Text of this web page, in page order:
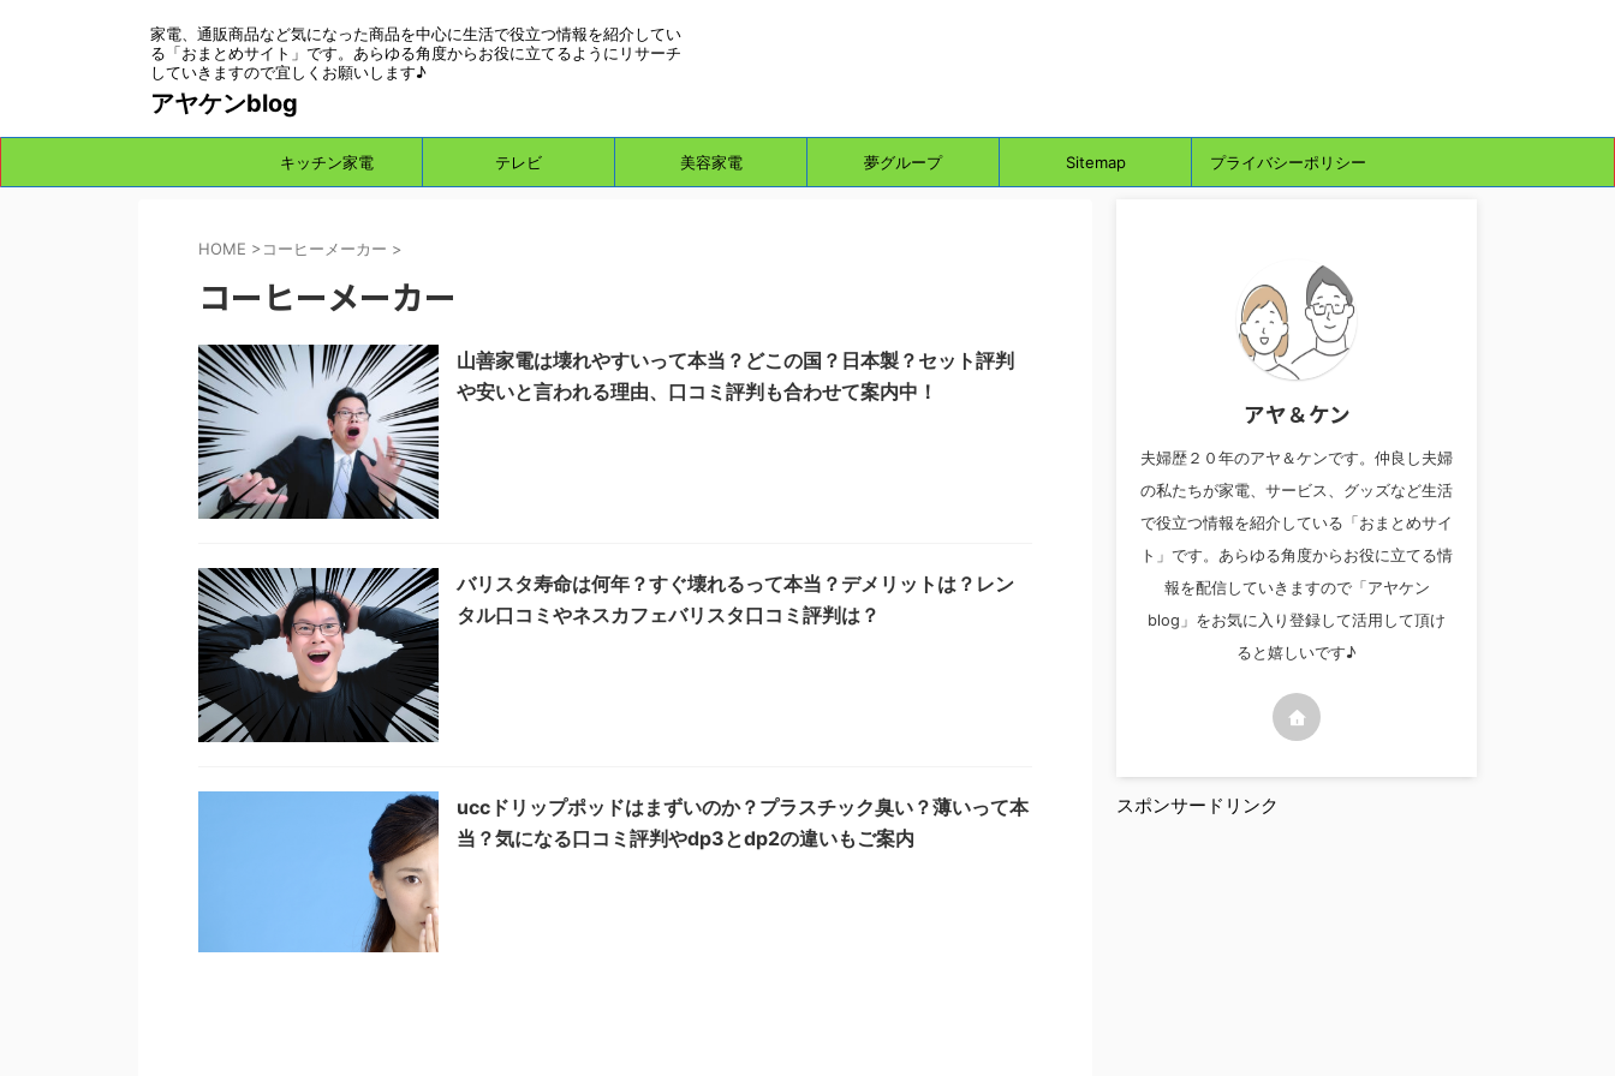
家電、通販商品など気になった商品を中心に生活で役立つ情報を紹介してい
る「おまとめサイト」です。あらゆる角度からお役に立てるようにリサーチ
していきますので宜しくお願いします♪
アヤケンblog
キッチン家電 テレビ 美容家電 夢グループ Sitemap プライバシーポリシー
HOME >コーヒーメーカー >
コーヒーメーカー
山善家電は壊れやすいって本当？どこの国？日本製？セット評判
や安いと言われる理由、口コミ評判も合わせて案内中！
バリスタ寿命は何年？すぐ壊れるって本当？デメリットは？レン
タル口コミやネスカフェバリスタ口コミ評判は？
uccドリップポッドはまずいのか？プラスチック臭い？薄いって本
当？気になる口コミ評判やdp3とdp2の違いもご案内
アヤ＆ケン
夫婦歴２０年のアヤ＆ケンです。仲良し夫婦
の私たちが家電、サービス、グッズなど生活
で役立つ情報を紹介している「おまとめサイ
ト」です。あらゆる角度からお役に立てる情
報を配信していきますので「アヤケン
blog」をお気に入り登録して活用して頂け
ると嬉しいです♪
スポンサードリンク